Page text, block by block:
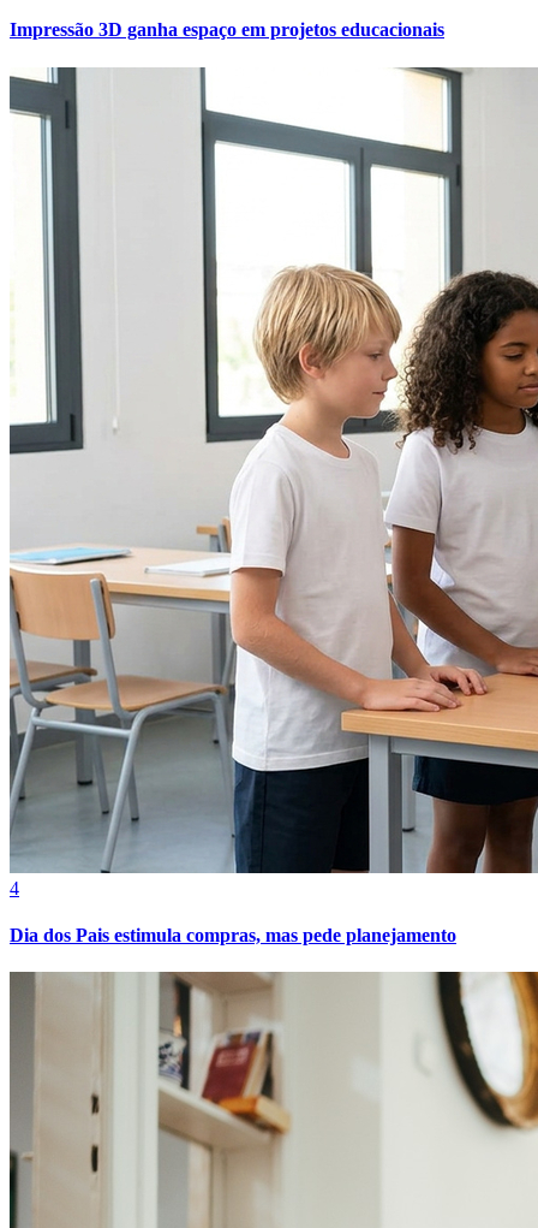
Bahia
Impressão 3D ganha espaço em projetos educacionais
4
Dia dos Pais estimula compras, mas pede planejamento